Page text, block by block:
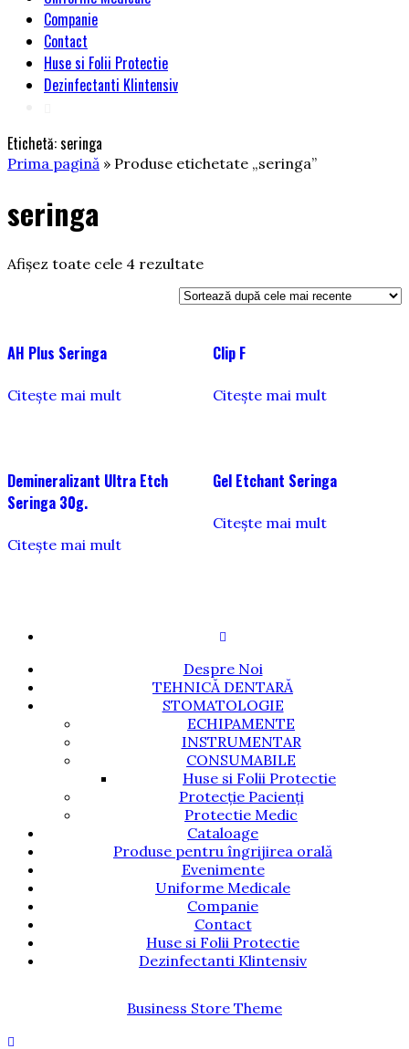
Companie
Contact
Huse si Folii Protectie
Dezinfectanti Klintensiv
Etichetă:seringa
Prima pagină » Produse etichetate „seringa”
seringa
Afișez toate cele 4 rezultateSortat
cele
AH Plus Seringa
Citește mai mult
Clip F
Citește mai mult
Demineralizant Ultra Etch
Seringa 30g.
Citește mai mult
Gel Etchant Seringa
Citește mai mult
Despre Noi
TEHNICĂ DENTARĂ
STOMATOLOGIE
ECHIPAMENTE
INSTRUMENTAR
CONSUMABILE
Huse si Folii Protectie
Protecție Pacienți
Protectie Medic
Cataloage
Produse pentru îngrijirea orală
Evenimente
Uniforme Medicale
Companie
Contact
Huse si Folii Protectie
Dezinfectanti Klintensiv
Business Store Theme